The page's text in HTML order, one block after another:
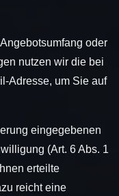
oder
nutzen wir die bei
Adresse, um Sie auf
eingegebenen
(Art. 6 Abs. 1
erteilte
reicht eine